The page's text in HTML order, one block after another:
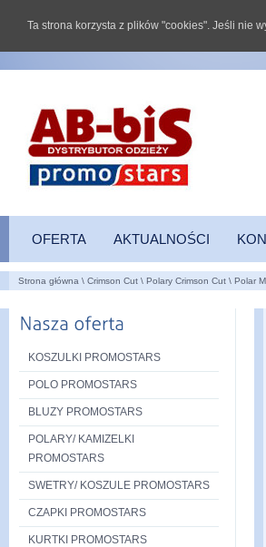
OFERTA AKTUALNOŚCI
Strona główna \ Crimson Cut \ Polary Crimson Cut \ Polar
KOSZULKI PROMOSTARS
POLO PROMOSTARS
BLUZY PROMOSTARS
POLARY/ KAMIZELKI
PROMOSTARS
SWETRY/ KOSZULE PROMOSTARS
CZAPKI PROMOSTARS
KURTKI PROMOSTARS
Ta strona korzysta z plików "cookies". Jeśli nie